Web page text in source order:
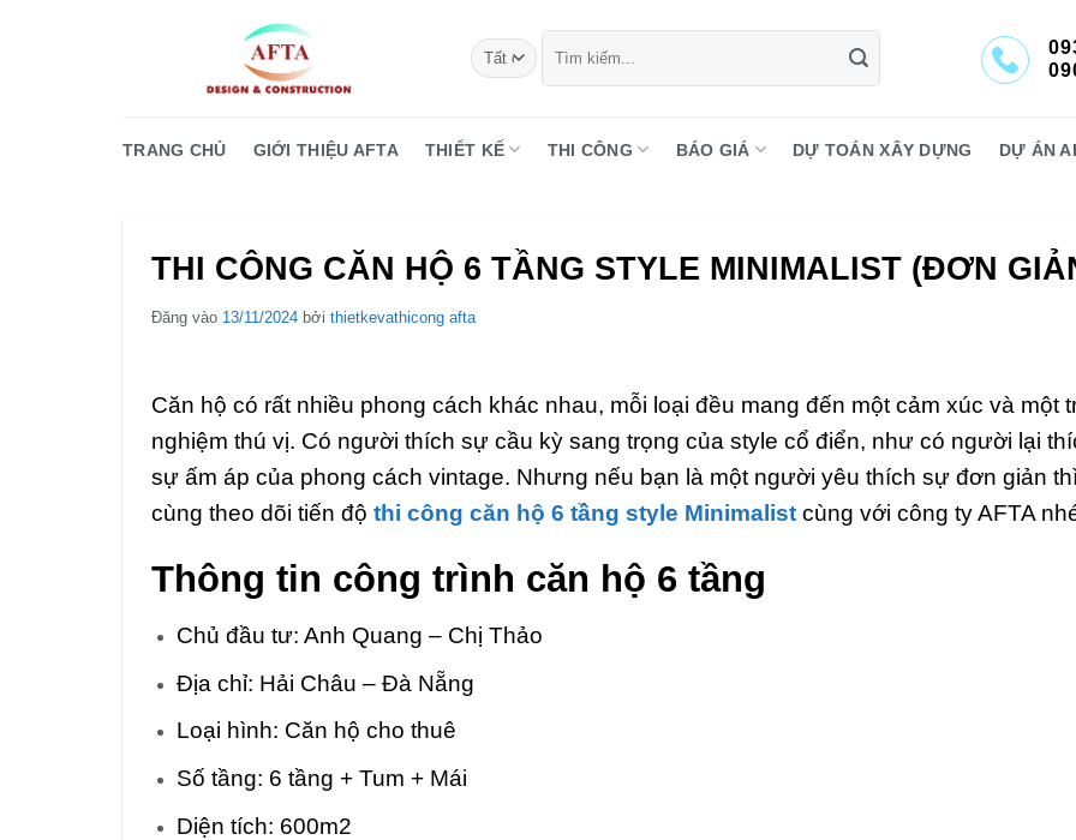
kiếm:
TRANG CHỦ GIỚI THIỆU AFTA THIẾT KẾ THI CÔNG BÁO GIÁ DỰ TOÁN XÂY DỰNG DỰ ÁN
THI CÔNG CĂN HỘ 6 TẦNG STYLE MINIMALIST (ĐƠN
Đăng vào 13/11/2024 bởi thietkevathicong afta
Căn hộ có rất nhiều phong cách khác nhau, mỗi loại đều mang đến một cảm xúc và một
nghiệm thú vị. Có người thích sự cầu kỳ sang trọng của style cổ điển, như có người lại
sự ấm áp của phong cách vintage. Nhưng nếu bạn là một người yêu thích sự đơn giản thì
cùng theo dõi tiến độ thi công căn hộ 6 tầng style Minimalist cùng với công ty AFTA
Thông tin công trình căn hộ 6 tầng
Chủ đầu tư: Anh Quang – Chị Thảo
Địa chỉ: Hải Châu – Đà Nẵng
Loại hình: Căn hộ cho thuê
Số tầng: 6 tầng + Tum + Mái
Diện tích: 600m2